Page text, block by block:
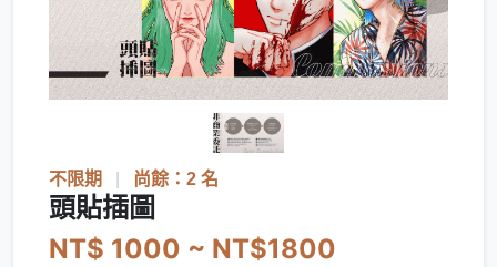
不限期 尚餘：2 名
頭貼插圖
NT$ 1000 ~ NT$1800